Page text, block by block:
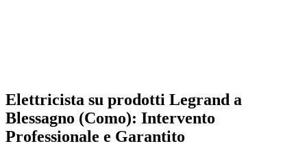
Elettricista su prodotti Legrand a
Blessagno (Como): Intervento
Professionale e Garantito